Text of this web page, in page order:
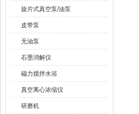
旋片式真空泵/油泵
皮带泵
无油泵
石墨消解仪
磁力搅拌水浴
真空离心浓缩仪
研磨机